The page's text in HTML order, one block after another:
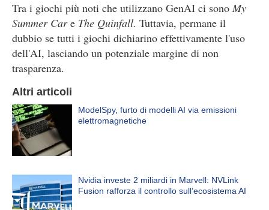
Tra i giochi più noti che utilizzano GenAI ci sono My
Summer Care The Quinfall. Tuttavia, permane il
dubbio se tutti i giochi dichiarino effettivamente l'uso
dell'AI, lasciando un potenziale margine di non
trasparenza.
Altri articoli
ModelSpy, furto di modelli AI via emissioni
elettromagnetiche
Nvidia investe 2 miliardi in Marvell: NVLink
Fusion rafforza il controllo sull’ecosistema AI